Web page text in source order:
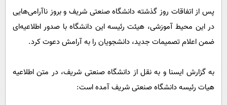
سرگرمی
فناوری
حوادث
محیط زیست
پیامک
روانشناسی
آشپزی
دانلود
پس از اتفاقات روز گذشته دانشگاه صنعتی شریف و بروز ناآرامی‌هایی
در این محیط آموزشی، هیئت رئیسه این دانشگاه با صدور اطلاعیه‌ای
ضمن اعلام تصمیمات جدید، دانشجویان را به آرامش دعوت کرد.
به گزارش ایسنا و به نقل از دانشگاه صنعتی شریف، در متن اطلاعیه
هیات رئیسه دانشگاه صنعتی شریف آمده است: